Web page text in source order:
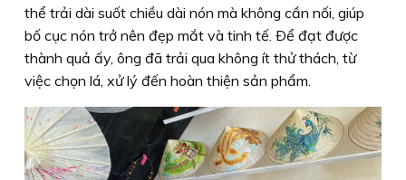
thể trải dài suốt chiều dài nón mà không cần nối, giúp
bố cục nón trở nên đẹp mắt và tinh tế. Ðể đạt được
thành quả ấy, ông đã trải qua không ít thử thách, từ
việc chọn lá, xử lý đến hoàn thiện sản phẩm.